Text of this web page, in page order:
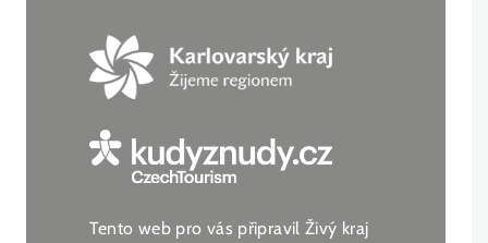
Tento web pro vás připravil Živý kraj